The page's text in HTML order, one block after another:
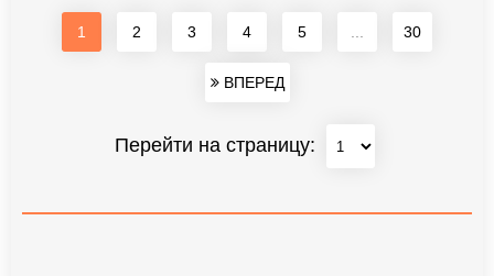
1 2 3 4 5 30
ВПЕРЕД
Перейти на страницу: